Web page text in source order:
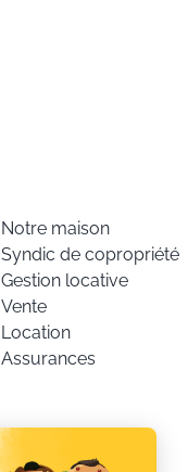
Notre maison
Syndic de copropriété
Gestion locative
Vente
Location
Assurances